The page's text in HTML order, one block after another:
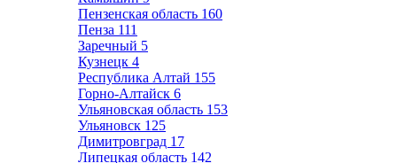
Пензенская область 160
Пенза 111
Заречный 5
Кузнецк 4
Республика Алтай 155
Горно-Алтайск 6
Ульяновская область 153
Ульяновск 125
Димитровград 17
Липецкая область 142